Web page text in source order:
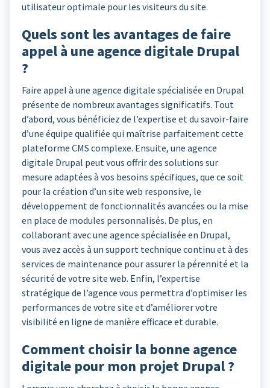
utilisateur optimale pour les visiteurs du site.
Quels sont les avantages de faire
appel à une agence digitale Drupal
?
Faire appel à une agence digitale spécialisée en Drupal
présente de nombreux avantages significatifs. Tout
d’abord, vous bénéficiez de l’expertise et du savoir-faire
d’une équipe qualifiée qui maîtrise parfaitement cette
plateforme CMS complexe. Ensuite, une agence
digitale Drupal peut vous offrir des solutions sur
mesure adaptées à vos besoins spécifiques, que ce soit
pour la création d’un site web responsive, le
développement de fonctionnalités avancées ou la mise
en place de modules personnalisés. De plus, en
collaborant avec une agence spécialisée en Drupal,
vous avez accès à un support technique continu et à des
services de maintenance pour assurer la pérennité et la
sécurité de votre site web. Enfin, l’expertise
stratégique de l’agence vous permettra d’optimiser les
performances de votre site et d’améliorer votre
visibilité en ligne de manière efficace et durable.
Comment choisir la bonne agence
digitale pour mon projet Drupal ?